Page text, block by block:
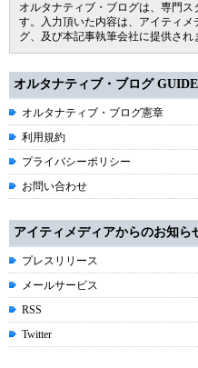
オルタナティブ・ブログは、専門
す。入力頂いた内容は、アイティ
グ、及び本記事執筆会社に提供され
オルタナティブ・ブログ GUIDE
オルタナティブ・ブログ憲章
利用規約
プライバシーポリシー
お問い合わせ
アイティメディアからのお知ら
プレスリリース
メールサービス
RSS
Twitter